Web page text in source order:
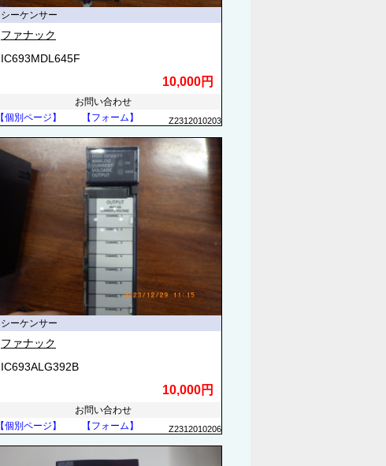
シーケンサー
ファナック
IC693MDL645F
10,000円
お問い合わせ
【個別ページ】
【フォーム】 Z2312010203
シーケンサー
ファナック
IC693ALG392B
10,000円
お問い合わせ
【個別ページ】
【フォーム】 Z2312010206